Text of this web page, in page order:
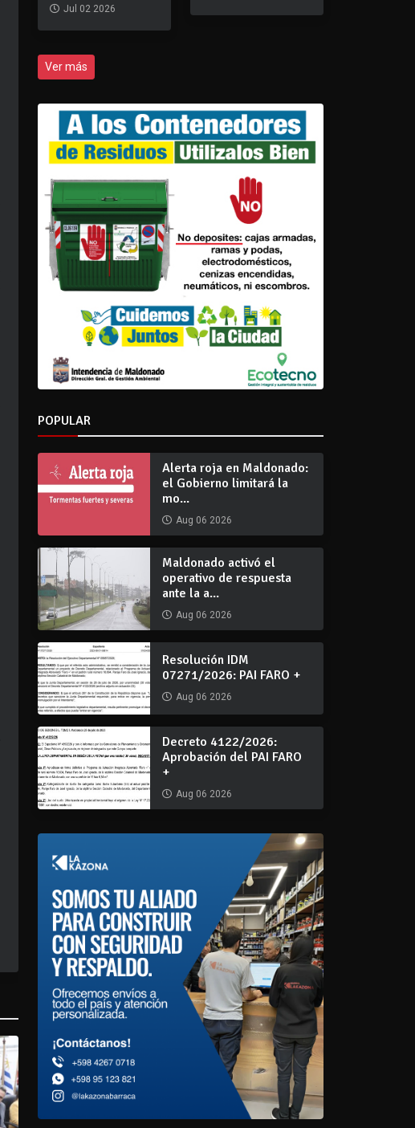
Jul 02 2026
Ver más
POPULAR
Alerta roja en Maldonado:
el Gobierno limitará la
mo...
Aug 06 2026
Maldonado activó el
operativo de respuesta
ante la a...
Aug 06 2026
Resolución IDM
07271/2026: PAI FARO +
Aug 06 2026
Decreto 4122/2026:
Aprobación del PAI FARO
+
Aug 06 2026